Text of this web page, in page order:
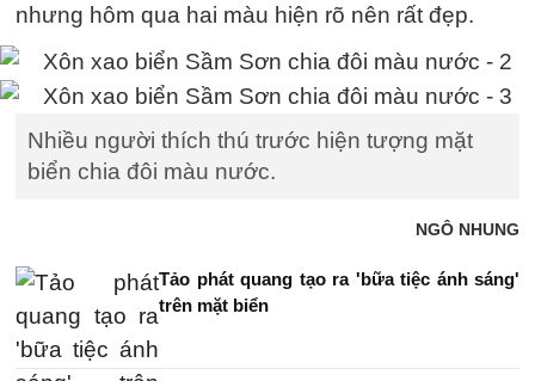
nhưng hôm qua hai màu hiện rõ nên rất đẹp.
Nhiều người thích thú trước hiện tượng mặt
biển chia đôi màu nước.
NGÔ NHUNG
Tảo phát quang tạo ra 'bữa tiệc ánh sáng'
trên mặt biển